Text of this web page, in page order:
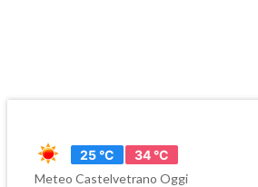
25 °C
34 °C
Meteo Castelvetrano Oggi